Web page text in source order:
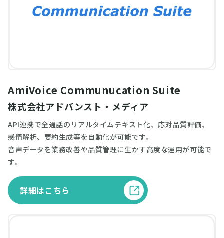
AmiVoice Communucation Suite
株式会社アドバンスト・メディア
API連携で全通話のリアルタイムテキスト化、応対品質評価、
感情解析、要約生成等を自動化が可能です。
音声データを業務改善や品質管理に生かす高度な運用が可能で
す。
詳細はこちら